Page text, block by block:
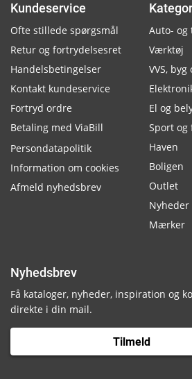
Kundeservice
Ofte stillede spørgsmål
Retur og fortrydelsesret
Handelsbetingelser
Kontakt kundeservice
Fortryd ordre
Betaling med ViaBill
Persondatapolitik
Information om cookies
Afmeld nyhedsbrev
Auto-
Værktøj
VVS,
El og
Sport
Haven
Boligen
Outlet
Nyheder
Mærker
Nyhedsbrev
Få kataloger, nyheder, inspiration og
direkte i din mail.
Tilmeld